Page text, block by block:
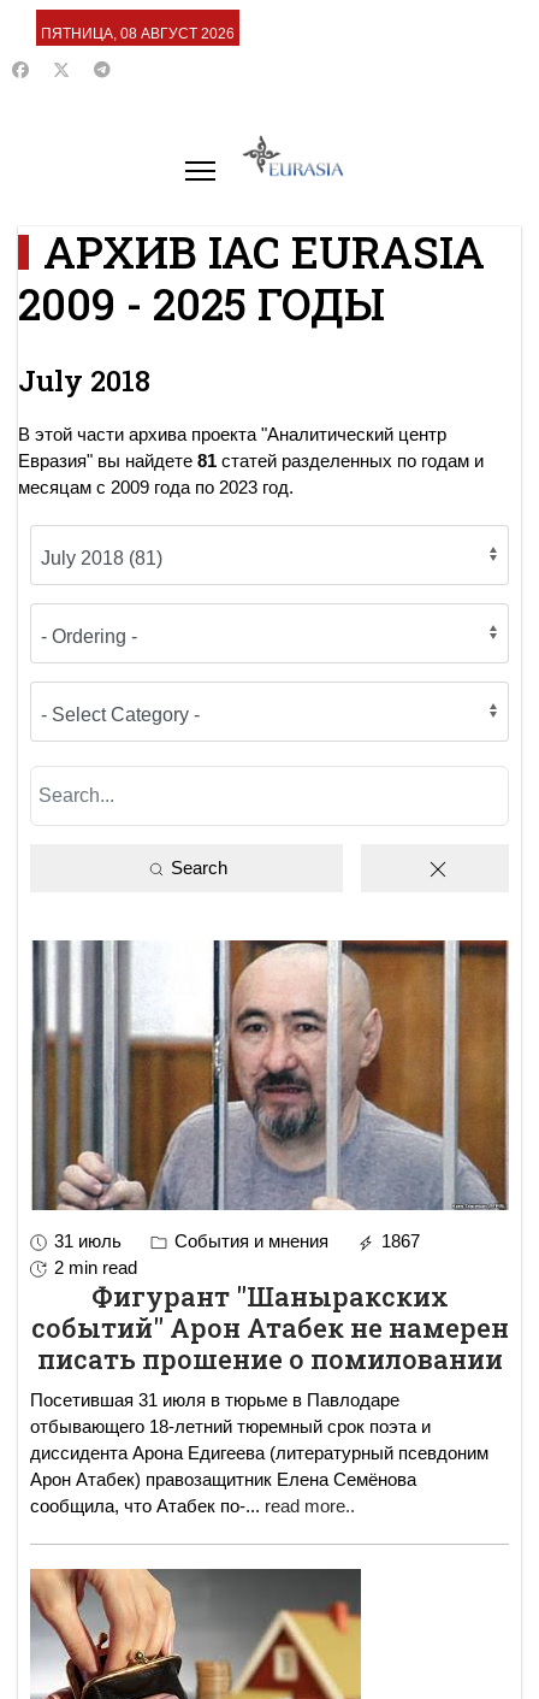
ПЯТНИЦА, 08 АВГУСТ 2026
АРХИВ IAC EURASIA
2009 - 2025 ГОДЫ
July 2018
В этой части архива проекта "Аналитический центр
Евразия" вы найдете 81 статей разделенных по годам и
месяцам с 2009 года по 2023 год.
Search
31 июль События и мнения
1867
2 min read
Фигурант "Шаныракских
событий" Арон Атабек не намерен
писать прошение о помиловании
Посетившая 31 июля в тюрьме в Павлодаре
отбывающего 18-летний тюремный срок поэта и
диссидента Арона Едигеева (литературный псевдоним
Арон Атабек) правозащитник Елена Семёнова
сообщила, что Атабек по-... read more..